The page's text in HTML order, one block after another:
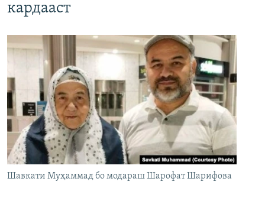
кардааст
Шавкати Муҳаммад бо модараш Шарофат Шарифова